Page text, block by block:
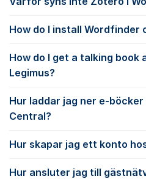
How do I install Wordfinder
How do I get a talking book
Legimus?
Hur laddar jag ner e-
Central?
Hur skapar jag ett konto
Hur ansluter jag till